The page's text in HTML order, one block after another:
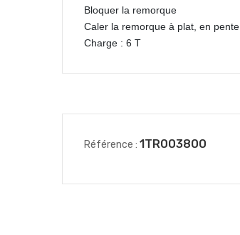
Bloquer la remorque
Caler la remorque à plat, en pente
Charge : 6 T
Référence : 1TR003800